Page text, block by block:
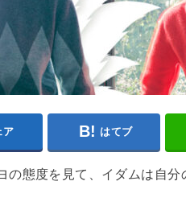
ア はてブ
態度を見て、イダムは自分